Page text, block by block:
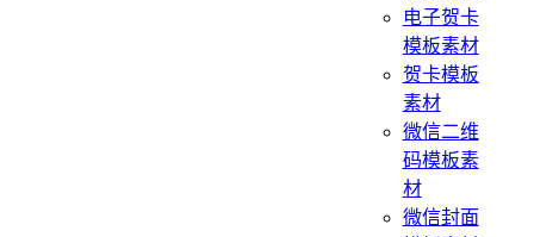
电子贺卡
模板素材
贺卡模板
素材
微信二维
码模板素
材
微信封面